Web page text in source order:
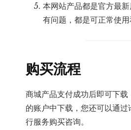
本网站产品都是官方最
有问题，都是可正常使用
购买流程
商城产品支付成功后即可下
的账户中下载，您还可以通
行服务购买咨询。